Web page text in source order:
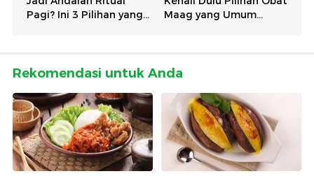
Rekomendasi untuk Anda